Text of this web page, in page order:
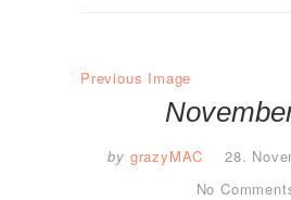
Previous Image
by grazyMAC
28.
No